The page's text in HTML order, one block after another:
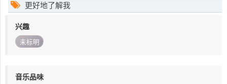
更好地了解我
兴趣
未标明
音乐品味